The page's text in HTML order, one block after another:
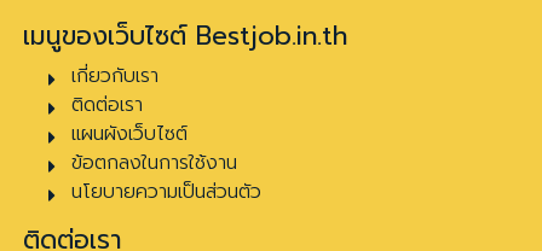
เมนูของเว็บไซต์ Bestjob.in.th
เกี่ยวกับเรา
ติดต่อเรา
แผนผังเว็บไซต์
ข้อตกลงในการใช้งาน
นโยบายความเป็นส่วนตัว
ติดต่อเรา